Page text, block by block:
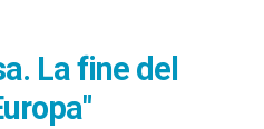
La fine del